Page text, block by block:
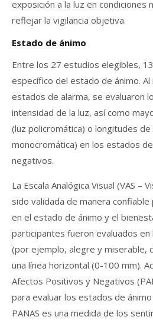
exposición a la luz en condiciones
reflejar la vigilancia objetiva.
Estado de ánimo
Entre los 27 estudios elegibles,
específico del estado de ánimo. Al
estados de alarma, se evaluaron
intensidad de la luz, así como
(luz policromática) o longitudes
monocromática) en los estados
negativos.
La Escala Analógica Visual (VAS –
sido validada de manera
en el estado de ánimo y el
participantes fueron evaluados
(por ejemplo, alegre y miserable,
una línea horizontal (0-100 mm).
Afectos Positivos y Negativos
para evaluar los estados de
PANAS es una medida de los